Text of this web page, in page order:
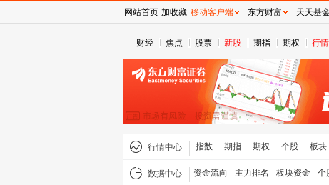
财经 焦点 股票 新股 期指 期权 行情
行情中心 指数 期指 期权 个股 板块
数据中心 资金流向 主力排名 板块资金 个
网站首页 加收藏 移动客户端 东方财富 天天基